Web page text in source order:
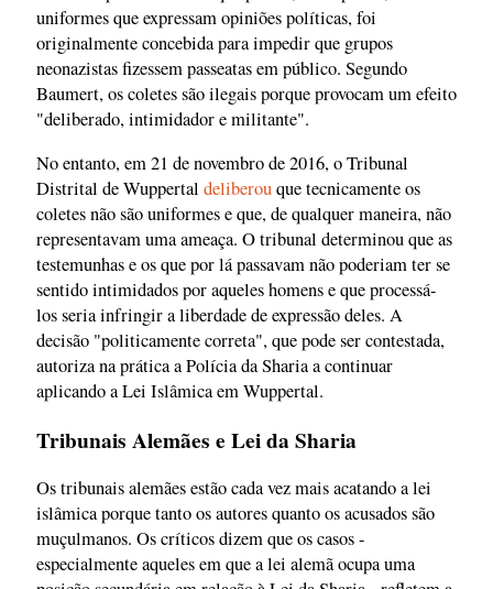
uniformes que expressam opiniões políticas, foi
originalmente concebida para impedir que grupos
neonazistas fizessem passeatas em público. Segundo
Baumert, os coletes são ilegais porque provocam um efeito
"deliberado, intimidador e militante".
No entanto, em 21 de novembro de 2016, o Tribunal
Distrital de Wuppertal deliberouque tecnicamente os
coletes não são uniformes e que, de qualquer maneira, não
representavam uma ameaça. O tribunal determinou que as
testemunhas e os que por lá passavam não poderiam ter se
sentido intimidados por aqueles homens e que processá-
los seria infringir a liberdade de expressão deles. A
decisão "politicamente correta", que pode ser contestada,
autoriza na prática a Polícia da Sharia a continuar
aplicando a Lei Islâmica em Wuppertal.
Tribunais Alemães e Lei da Sharia
Os tribunais alemães estão cada vez mais acatando a lei
islâmica porque tanto os autores quanto os acusados são
muçulmanos. Os críticos dizem que os casos -
especialmente aqueles em que a lei alemã ocupa uma